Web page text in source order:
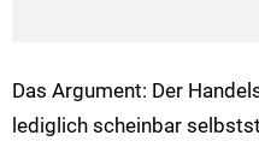
Das Argument: Der
lediglich scheinbar